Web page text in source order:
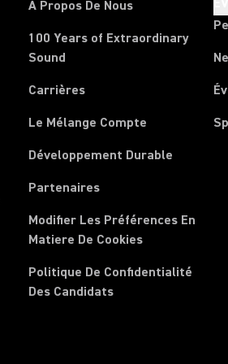
À Propos De Nous
100 Years of Extraordinary
Sound
Carrières
Le Mélange Compte
Développement Durable
Partenaires
Modifier Les Préférences En
Matiere De Cookies
Politique De Confidentialité
Des Candidats